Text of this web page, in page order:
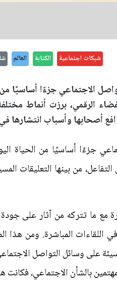
شبكات اجتماعية الكتابة العالم
الاجتماعي جزءًا أساسيًا من
الرقمي، برزت أنماط
أصحابها وأسباب انتشارها
جزءًا أساسيًا من الحياة
من بينها التعليقات
مع ما تتركه من آثار على
المباشرة. ومن هذا
على وسائل التواصل
بالشأن الاجتماعي، فكانت